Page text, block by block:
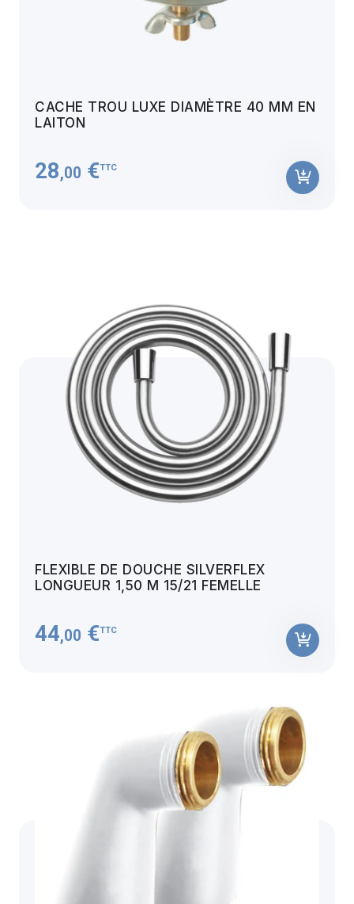
CACHE TROU LUXE DIAMÈTRE 40 MM EN
LAITON
28,00 €TTC
FLEXIBLE DE DOUCHE SILVERFLEX
LONGUEUR 1,50 M 15/21 FEMELLE
44,00 €TTC